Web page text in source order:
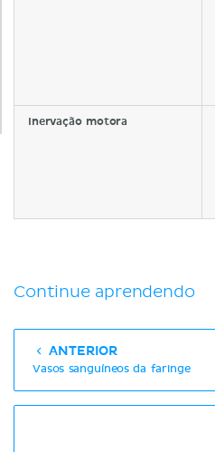
Inervação motora
Continue aprendendo
ANTERIOR
Vasos sanguíneos da faringe